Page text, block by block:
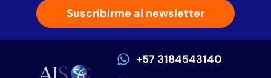
Suscribirme al newsletter
+57 3184543140